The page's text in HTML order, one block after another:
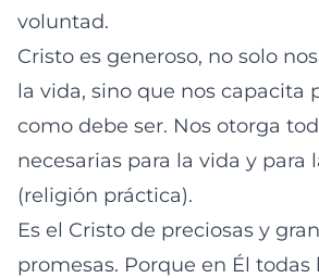
voluntad.
Cristo es generoso, no solo
la vida, sino que nos capacita
como debe ser. Nos otorga
necesarias para la vida y para
(religión práctica).
Es el Cristo de preciosas y
promesas. Porque en Él todas